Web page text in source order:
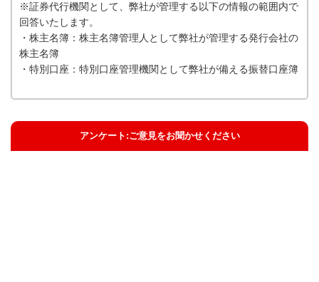
※証券代行機関として、弊社が管理する以下の情報の範囲内で
回答いたします。
・株主名簿：株主名簿管理人として弊社が管理する発行会社の
株主名簿
・特別口座：特別口座管理機関として弊社が備える振替口座簿
アンケート:ご意見をお聞かせください